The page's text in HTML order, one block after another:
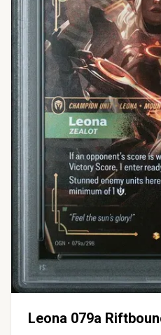
Leona 079a